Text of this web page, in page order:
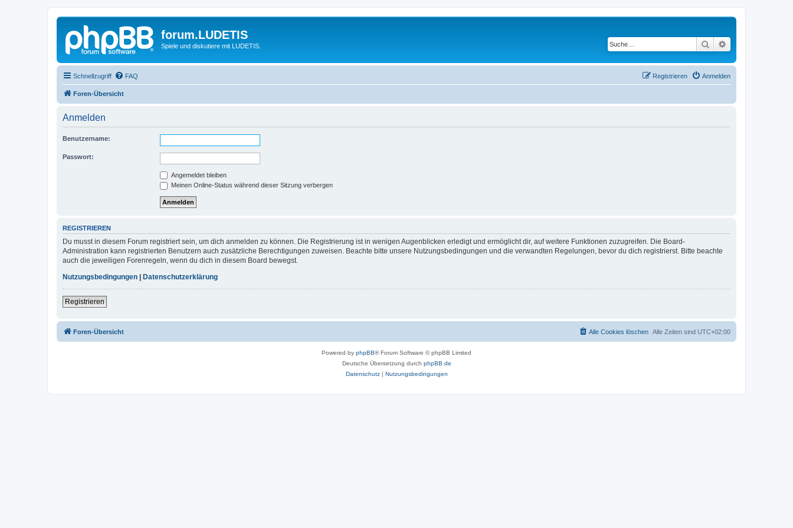
forum.LUDETIS
Spiele und diskutiere mit LUDETIS. Suche
Schnellzugriff FAQ Anmelden
Registrieren
Foren-Übersicht
Anmelden
Benutzername:
Passwort:
Angemeldet bleiben
Meinen Online-Status während dieser Sitzung verbergen
REGISTRIEREN
Du musst in diesem Forum registriert sein, um dich anmelden zu können. Die Registrierung ist in wenigen Augenblicken erledigt und ermöglicht dir, auf weitere Funktionen zuzugreifen. Die Board-
Administration kann registrierten Benutzern auch zusätzliche Berechtigungen zuweisen. Beachte bitte unsere Nutzungsbedingungen und die verwandten Regelungen, bevor du dich registrierst. Bitte beachte
auch die jeweiligen Forenregeln, wenn du dich in diesem Board bewegst.
Nutzungsbedingungen
Datenschutzerklärung
Registrieren
Foren-Übersicht Alle Zeiten sind UTC+02:00
Alle Cookies löschen
Powered by phpBB® Forum Software © phpBB Limited
Deutsche Übersetzung durch phpBB.de
Datenschutz| Nutzungsbedingungen